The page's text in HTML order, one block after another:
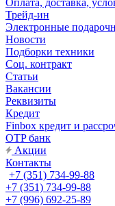
Оплата, доставка,
Трейд-ин
Электронные
Новости
Подборки техники
Соц. контракт
Статьи
Вакансии
Реквизиты
Кредит
Finbox кредит и
OTP банк
Акции
Контакты
+7 (351) 734-99-88
+7 (351) 734-99-88
+7 (996) 692-25-89